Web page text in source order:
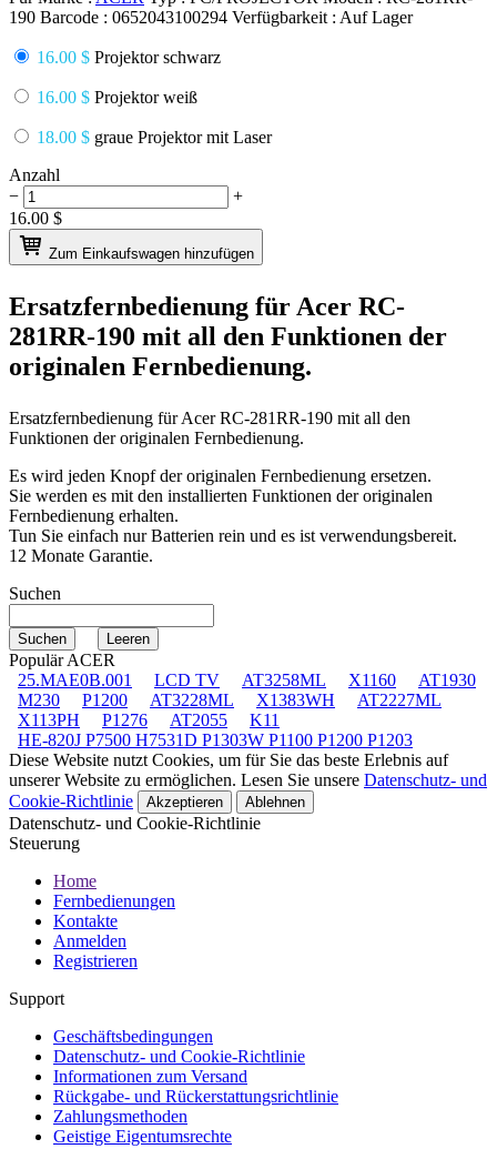
190 Barcode : 0652043100294 Verfügbarkeit : Auf Lager
16.00 $ Projektor schwarz
16.00 $ Projektor weiß
18.00 $ graue Projektor mit Laser
Anzahl
−
+
16.00 $
Zum Einkaufswagen hinzufügen
Ersatzfernbedienung für Acer RC-
281RR-190 mit all den Funktionen der
originalen Fernbedienung.
Ersatzfernbedienung fürAcer RC-281RR-190 mit all den
Funktionen der originalen Fernbedienung.
Es wird jeden Knopf der originalen Fernbedienung ersetzen.
Sie werden es mit den installierten Funktionen der originalen
Fernbedienung erhalten.
Tun Sie einfach nur Batterien rein und es ist verwendungsbereit.
12 Monate Garantie.
Suchen
Populär ACER
25.MAE0B.001
LCD TV AT3258ML X1160
AT1930
M230
P1200 AT3228ML X1383WH
AT2227ML
X113PH
P1276 AT2055
K11
HE-820J P7500 H7531D P1303W P1100 P1200 P1203
Diese Website nutzt Cookies, um für Sie das beste Erlebnis auf
unserer Website zu ermöglichen. Lesen Sie unsere Datenschutz- und
Cookie-Richtlinie
Akzeptieren Ablehnen
Datenschutz- und Cookie-Richtlinie
Steuerung
Home
Fernbedienungen
Kontakte
Anmelden
Registrieren
Support
Geschäftsbedingungen
Datenschutz- und Cookie-Richtlinie
Informationen zum Versand
Rückgabe- und Rückerstattungsrichtlinie
Zahlungsmethoden
Geistige Eigentumsrechte